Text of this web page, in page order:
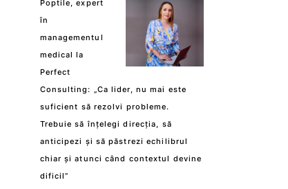
Poptile, expert
în
managementul
medical la
Perfect
Consulting: „Ca lider, nu mai este
suficient să rezolvi probleme.
Trebuie să înțelegi direcția, să
anticipezi și să păstrezi echilibrul
chiar și atunci când contextul devine
dificil”